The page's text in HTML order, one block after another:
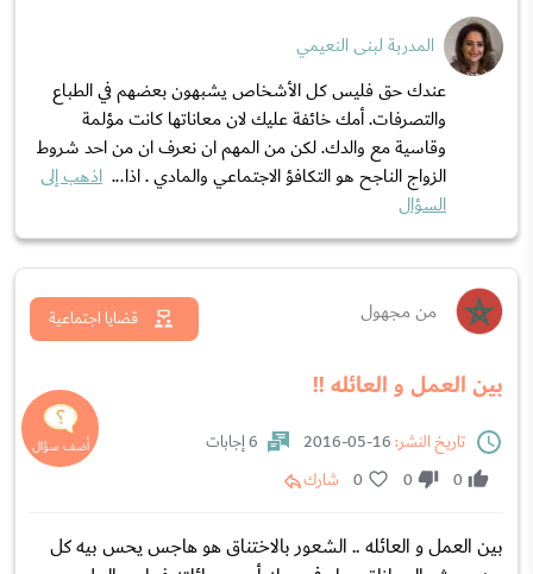
المدربة لبنى النعيمي
عندك حق فليس كل الأشخاص يشبهون بعضهم في الطباع
والتصرفات. أمك خائفة عليك لان معاناتها كانت مؤلمة
وقاسية مع والدك. لكن من المهم ان نعرف ان من احد شروط
الزواج الناجح هو التكافؤ الاجتماعي والمادي . اذا... اذهب إلى
السؤال
من مجهول
بين العمل و العائله !!
قضايا اجتماعية
تاريخ النشر:
6 إجابات
0
0
0 شارك
بين العمل و العائله .. الشعور بالاختناق هو هاجس يحس بيه كل